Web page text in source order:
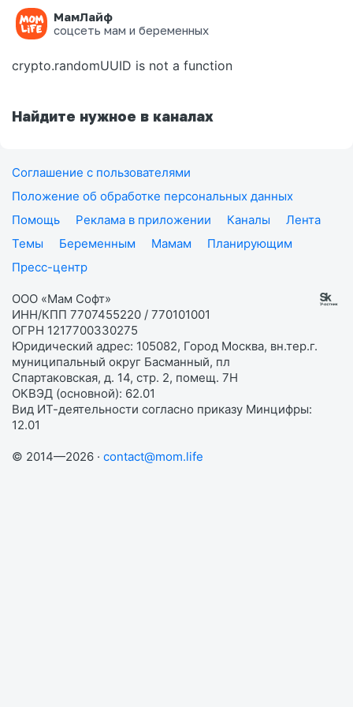
МамЛайф
соцсеть мам и беременных
Ошибка на странице
crypto.randomUUID is not a function
Найдите нужное в каналах
Соглашение с пользователями
Положение об обработке персональных данных
Помощь
Реклама в приложении Каналы
Лента
Темы
Беременным Мамам
Планирующим
Пресс-центр
ООО «Мам Софт»
ИНН/КПП 7707455220 / 770101001
ОГРН 1217700330275
Юридический адрес: 105082, Город Москва, вн.тер.г.
муниципальный округ Басманный, пл
Спартаковская, д. 14, стр. 2, помещ. 7Н
ОКВЭД (основной): 62.01
Вид ИТ-деятельности согласно приказу Минцифры:
12.01
© 2014—2026 · contact@mom.life